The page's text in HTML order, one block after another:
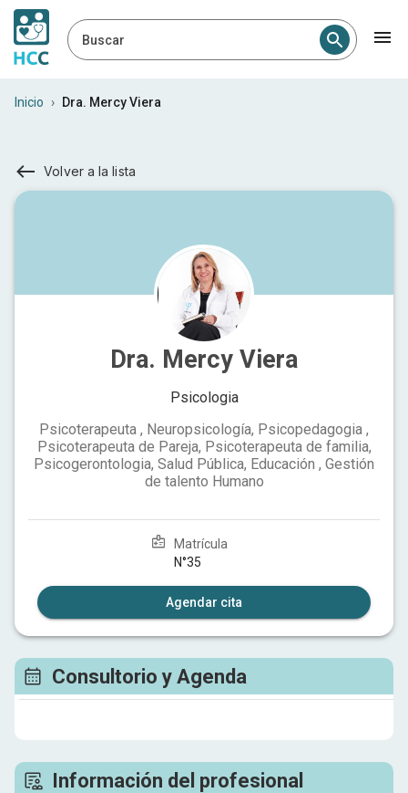
Buscar
Inicio › Dra. Mercy Viera
Volver a la lista
Información del profesional
Dra. Mercy Viera
Psicologia
Psicoterapeuta , Neuropsicología, Psicopedagogia ,
Psicoterapeuta de Pareja, Psicoterapeuta de familia,
Psicogerontologia, Salud Pública, Educación , Gestión
de talento Humano
Matrícula
N°35
Agendar cita
Consultorio y Agenda